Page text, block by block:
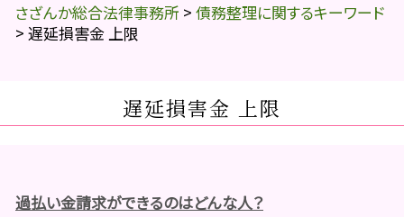
さざんか総合法律事務所 > 債務整理に関するキーワード
> 遅延損害金 上限
遅延損害金 上限
過払い金請求ができるのはどんな人？